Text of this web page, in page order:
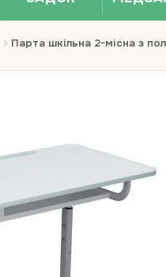
Парта шкільна 2-місна з